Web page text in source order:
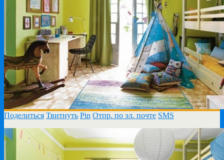
Поделиться Твитнуть Pin Отпр. по эл. почте SMS